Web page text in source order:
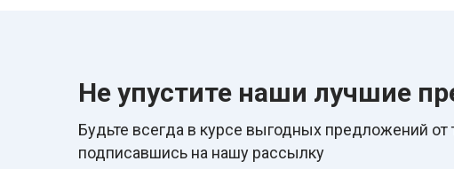
Не упустите наши лучшие
Будьте всегда в курcе выгодных предложений от
подписавшись на нашу рассылку